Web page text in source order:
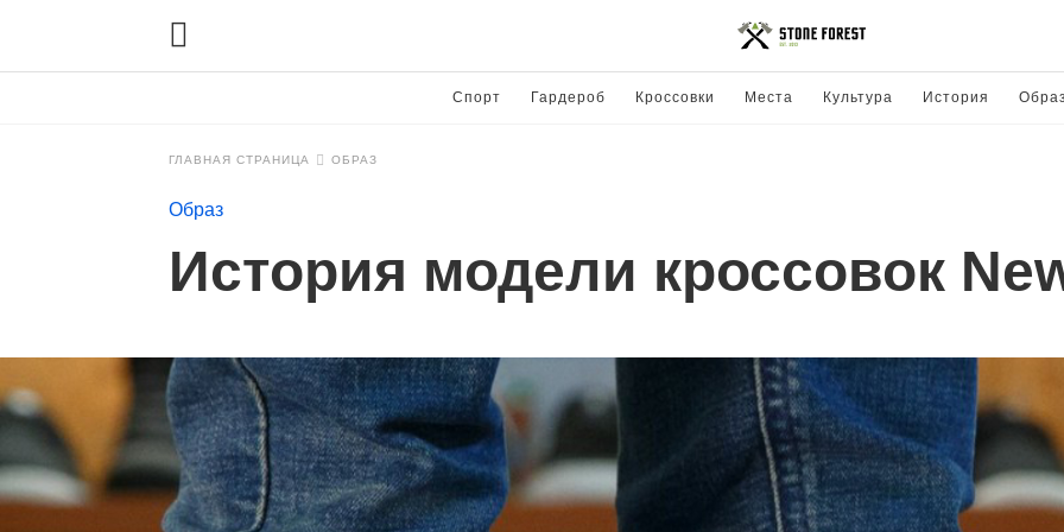
Спорт Гардероб Кроссовки Места Культура История
ГЛАВНАЯ СТРАНИЦА ОБРАЗ
Образ
История модели кроссовок